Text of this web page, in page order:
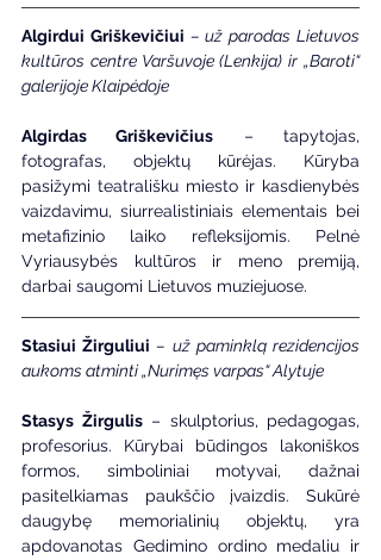
Algirdui Griškevičiui – už parodas Lietuvos
kultūros centre Varšuvoje (Lenkija) ir „Baroti“
galerijoje Klaipėdoje
Algirdas Griškevičius – tapytojas,
fotografas, objektų kūrėjas. Kūryba
pasižymi teatrališku miesto ir kasdienybės
vaizdavimu, siurrealistiniais elementais bei
metafizinio laiko refleksijomis. Pelnė
Vyriausybės kultūros ir meno premiją,
darbai saugomi Lietuvos muziejuose.
Stasiui Žirguliui – už paminklą rezidencijos
aukoms atminti „Nurimęs varpas“ Alytuje
Stasys Žirgulis – skulptorius, pedagogas,
profesorius. Kūrybai būdingos lakoniškos
formos, simboliniai motyvai, dažnai
pasitelkiamas paukščio įvaizdis. Sukūrė
daugybę memorialinių objektų, yra
apdovanotas Gedimino ordino medaliu ir